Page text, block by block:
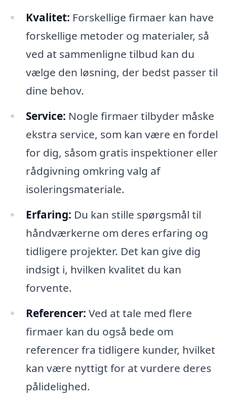
Kvalitet: Forskellige firmaer kan have
forskellige metoder og materialer, så
ved at sammenligne tilbud kan du
vælge den løsning, der bedst passer til
dine behov.
Service: Nogle firmaer tilbyder måske
ekstra service, som kan være en fordel
for dig, såsom gratis inspektioner eller
rådgivning omkring valg af
isoleringsmateriale.
Erfaring: Du kan stille spørgsmål til
håndværkerne om deres erfaring og
tidligere projekter. Det kan give dig
indsigt i, hvilken kvalitet du kan
forvente.
Referencer: Ved at tale med flere
firmaer kan du også bede om
referencer fra tidligere kunder, hvilket
kan være nyttigt for at vurdere deres
pålidelighed.